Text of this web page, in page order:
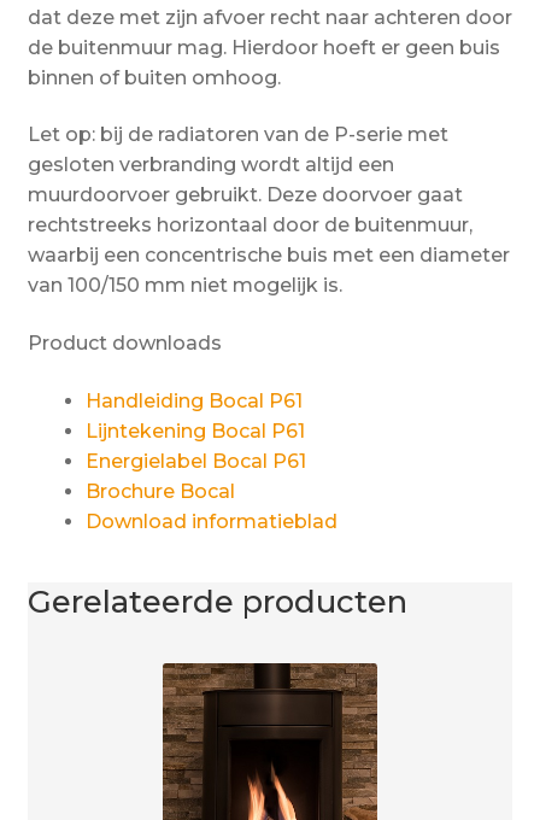
dat deze met zijn afvoer recht naar achteren door
de buitenmuur mag. Hierdoor hoeft er geen buis
binnen of buiten omhoog.
Let op: bij de radiatoren van de P-serie met
gesloten verbranding wordt altijd een
muurdoorvoer gebruikt. Deze doorvoer gaat
rechtstreeks horizontaal door de buitenmuur,
waarbij een concentrische buis met een diameter
van 100/150 mm niet mogelijk is.
Product downloads
Handleiding Bocal P61
Lijntekening Bocal P61
Energielabel Bocal P61
Brochure Bocal
Download informatieblad
Gerelateerde producten